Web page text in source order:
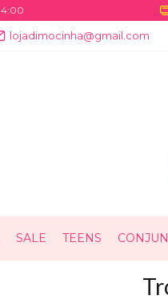
lojadimocinha@gmail.com
SALE TEENS